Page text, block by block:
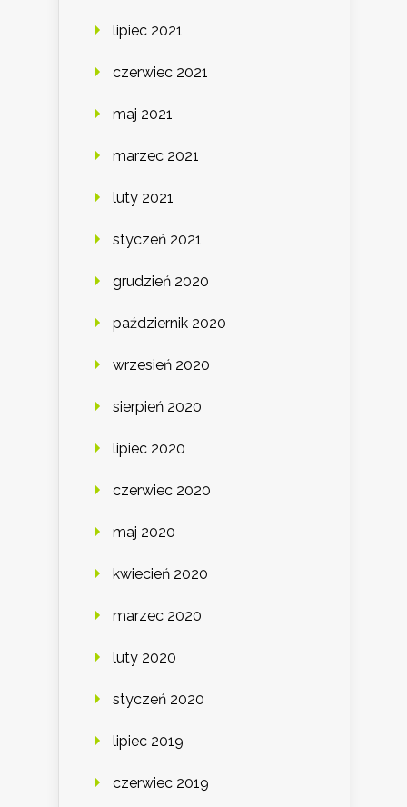
lipiec 2021
czerwiec 2021
maj 2021
marzec 2021
luty 2021
styczeń 2021
grudzień 2020
październik 2020
wrzesień 2020
sierpień 2020
lipiec 2020
czerwiec 2020
maj 2020
kwiecień 2020
marzec 2020
luty 2020
styczeń 2020
lipiec 2019
czerwiec 2019